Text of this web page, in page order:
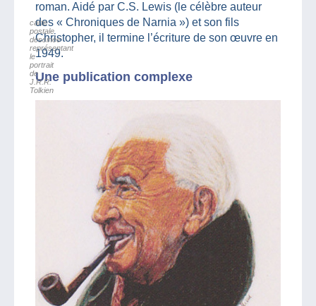
roman. Aidé par C.S. Lewis (le célèbre auteur
des « Chroniques de Narnia ») et son fils
Christopher, il termine l’écriture de son œuvre en
1949.
Une publication complexe
carte
postale
dessinée
représentant
le
portrait
de
J.R.R.
Tolkien